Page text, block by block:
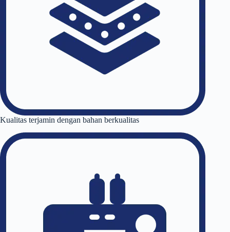
Kualitas terjamin dengan bahan berkualitas